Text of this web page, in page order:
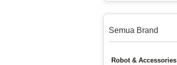
Semua Brand
Robot & Accessories